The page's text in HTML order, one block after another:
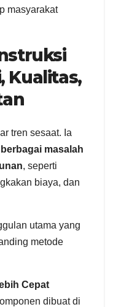
masyarakat
Kualitas,
tren sesaat. Ia
masalah
, seperti
biaya, dan
utama yang
metode
Cepat
dibuat di